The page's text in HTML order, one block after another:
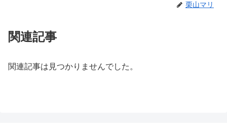
栗山マリ
関連記事
関連記事は見つかりませんでした。